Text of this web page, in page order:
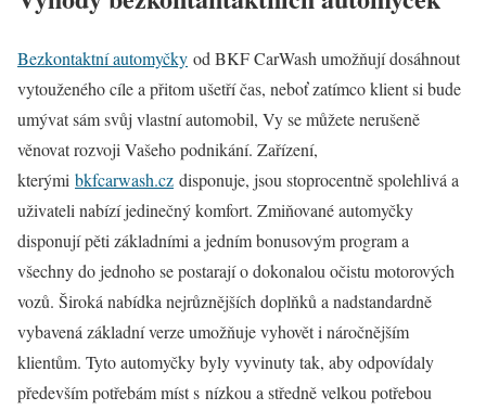
Bezkontaktní automyčky od BKF CarWash umožňují dosáhnout
vytouženého cíle a přitom ušetří čas, neboť zatímco klient si bude
umývat sám svůj vlastní automobil, Vy se můžete nerušeně
věnovat rozvoji Vašeho podnikání. Zařízení,
kterými bkfcarwash.cz disponuje, jsou stoprocentně spolehlivá a
uživateli nabízí jedinečný komfort. Zmiňované automyčky
disponují pěti základními a jedním bonusovým program a
všechny do jednoho se postarají o dokonalou očistu motorových
vozů. Široká nabídka nejrůznějších doplňků a nadstandardně
vybavená základní verze umožňuje vyhovět i náročnějším
klientům. Tyto automyčky byly vyvinuty tak, aby odpovídaly
především potřebám míst s nízkou a středně velkou potřebou